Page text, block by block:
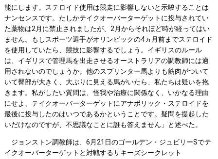
能にします。ステロイド使用は競走に影響しないと示唆することは
ナンセンスです。たしかテイクオーバーターゲットに投与されてい
た薬物は2月に禁止されましたが、2月からそれほど時が経ってはい
ません。もしスポーツ選手がオリンピックの4ヵ月前までステロイド
を使用していたら、競技に影響するでしょう。イギリスのルール
は、イギリスで管理馬を出走させるオーストラリアの調教師には適
用されないのでしょうか。他のスプリンター馬よりも筋肉がついて
いて臀部が大きく、大ぶりに見える馬がいたら、私たちは疑いを抱
きます。私がしたい質問は、怪我や治療に関係なく、いかなる理由
にせよ、テイクオーバーターゲットにアナボリック・ステロイドを
最後に投与したのはいつであるかということです。疑問を提起した
いだけなのですが、不思議なことに誰も答えません」と述べた。
ジョンストン調教師は、6月21日のゴールデン・ジュビリーSでテ
イクオーバーターゲットと対戦するサキーズシークレット